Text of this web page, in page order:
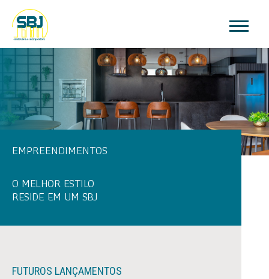
EMPREENDIMENTOS
O MELHOR ESTILO
RESIDE EM UM SBJ
FUTUROS LANÇAMENTOS